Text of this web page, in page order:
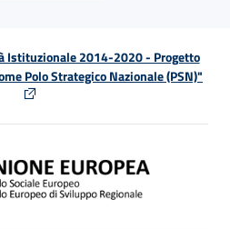
Istituzionale 2014-2020 - Progetto
Polo Strategico Nazionale (PSN)"